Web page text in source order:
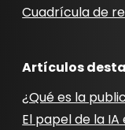
Cuadrícula de
Artículos
¿Qué es la
El papel de la